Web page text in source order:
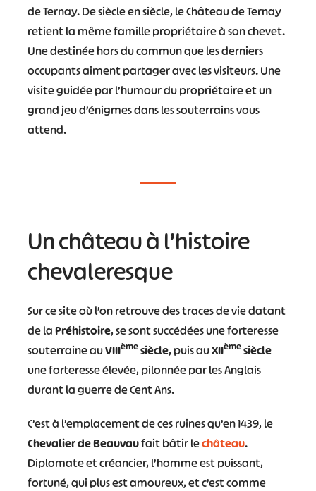
de Ternay. De siècle en siècle, le Château de Ternay
retient la même famille propriétaire à son chevet.
Une destinée hors du commun que les derniers
occupants aiment partager avec les visiteurs. Une
visite guidée par l’humour du propriétaire et un
grand jeu d’énigmes dans les souterrains vous
attend.
Un château à l’histoire
chevaleresque
Sur ce site où l’on retrouve des traces de vie datant
de laPréhistoire, se sont succédées une forteresse
souterraine auVIIIèmesiècle, puis auXIIèmesiècle
une forteresse élevée, pilonnée par les Anglais
durant la guerre de Cent Ans.
C’est à l’emplacement de ces ruines qu’en 1439, le
Chevalier de Beauvaufait bâtir lechâteau.
Diplomate et créancier, l’homme est puissant,
fortuné, qui plus est amoureux, et c’est comme